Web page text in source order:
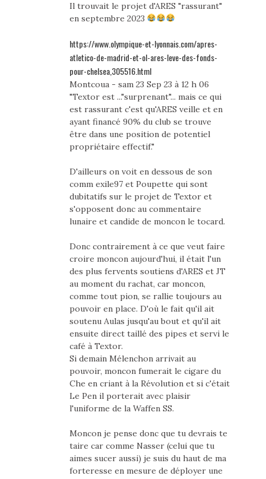
Il trouvait le projet d'ARES "rassurant"
en septembre 2023
https://www.olympique-et-lyonnais.com/apres-
atletico-de-madrid-et-ol-ares-leve-des-fonds-
pour-chelsea,305516.html
Montcoua - sam 23 Sep 23 à 12 h 06
"Textor est ..."surprenant"... mais ce qui
est rassurant c'est qu'ARES veille et en
ayant financé 90% du club se trouve
être dans une position de potentiel
propriétaire effectif."
D'ailleurs on voit en dessous de son
comm exile97 et Poupette qui sont
dubitatifs sur le projet de Textor et
s'opposent donc au commentaire
lunaire et candide de moncon le tocard.
Donc contrairement à ce que veut faire
croire moncon aujourd'hui, il était l'un
des plus fervents soutiens d'ARES et JT
au moment du rachat, car moncon,
comme tout pion, se rallie toujours au
pouvoir en place. D'où le fait qu'il ait
soutenu Aulas jusqu'au bout et qu'il ait
ensuite direct taillé des pipes et servi le
café à Textor.
Si demain Mélenchon arrivait au
pouvoir, moncon fumerait le cigare du
Che en criant à la Révolution et si c'était
Le Pen il porterait avec plaisir
l'uniforme de la Waffen SS.
Moncon je pense donc que tu devrais te
taire car comme Nasser (celui que tu
aimes sucer aussi) je suis du haut de ma
forteresse en mesure de déployer une